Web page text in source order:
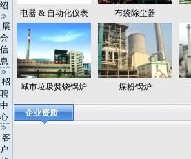
绍
展
会
信
息
招
聘
中
心
客
户
电器 & 自动化仪表 布袋除尘器
城市垃圾焚烧锅炉 煤粉锅炉
企业资质